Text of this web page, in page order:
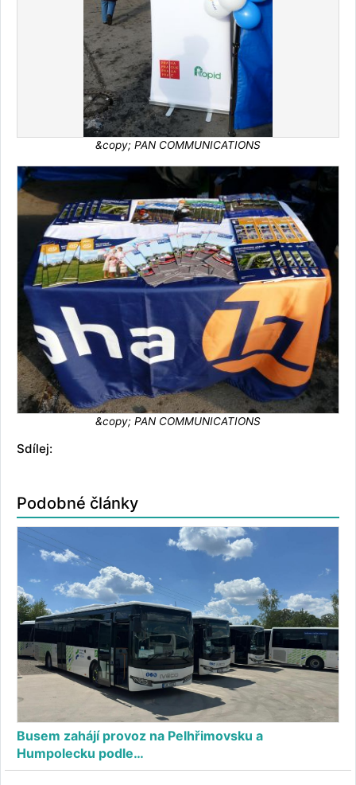
&copy; PAN COMMUNICATIONS
&copy; PAN COMMUNICATIONS
Sdílej:
Podobné články
Busem zahájí provoz na Pelhřimovsku a
Humpolecku podle…